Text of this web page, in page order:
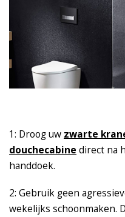
1: Droog uw zwarte
douchecabine direct na
handdoek.
2: Gebruik geen
wekelijks schoonmaken.